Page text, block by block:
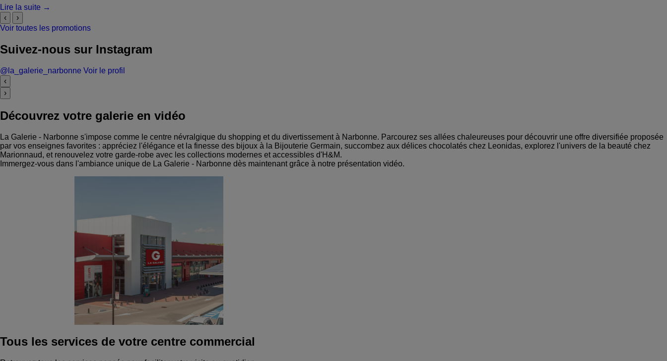
Lire la suite →
‹
›
Voir toutes les promotions
Suivez-nous sur Instagram
@la_galerie_narbonne Voir le profil
‹
›
Découvrez votre galerie en vidéo
La Galerie - Narbonne s'impose comme le centre névralgique du shopping et du divertissement à Narbonne. Parcourez ses allées chaleureuses pour découvrir une offre diversifiée proposée
par vos enseignes favorites : appréciez l'élégance et la finesse des bijoux à la Bijouterie Germain, succombez aux délices chocolatés chez Leonidas, explorez l'univers de la beauté chez
Marionnaud, et renouvelez votre garde-robe avec les collections modernes et accessibles d'H&M.
Immergez-vous dans l'ambiance unique de La Galerie - Narbonne dès maintenant grâce à notre présentation vidéo.
Tous les services de votre centre commercial